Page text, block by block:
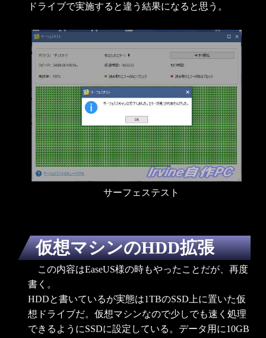
ドライブで実施すると違う結果になると思う。
サーフェステスト
仮想マシンのHDD拡張
この内容はEaseUS様の時もやったことだが、再度
書く。
HDDと書いているが実態は1TBのSSD上に置いた仮
想ドライブだ。仮想マシンなので少しでも速く処理
できるようにSSDに設定している。データ用に10GB